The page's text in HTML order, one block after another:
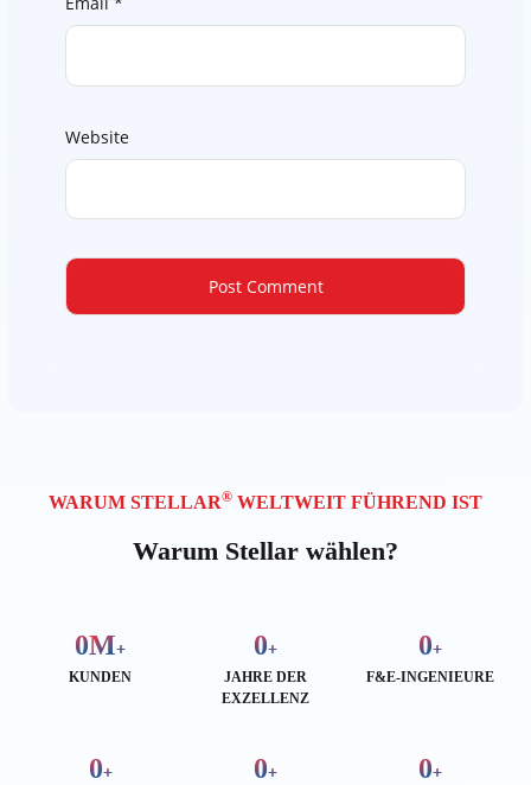
Website
WARUM STELLAR® WELTWEIT FÜHREND IST
Warum Stellar wählen?
0M+
KUNDEN
0+
JAHRE DER
EXZELLENZ
0+
F&E-INGENIEURE
0+ 0+ 0+